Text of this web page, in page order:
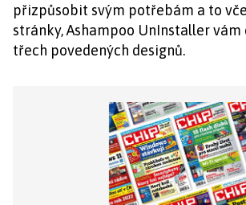
přizpůsobit svým potřebám a to
stránky, Ashampoo UnInstaller vám
třech povedených designů.